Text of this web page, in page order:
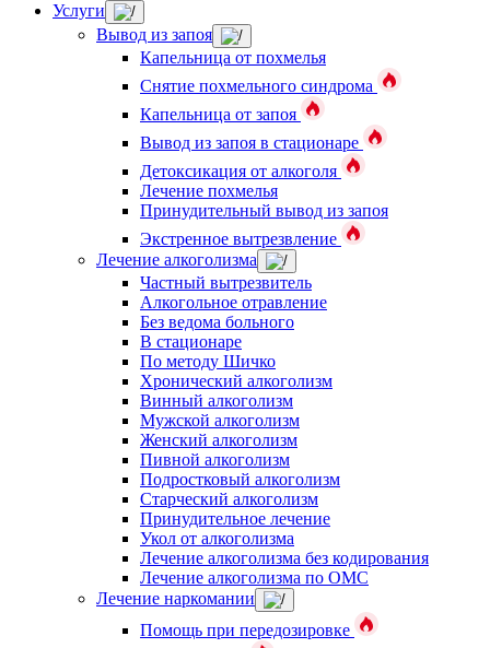
Услуги
Вывод из запоя
Капельница от похмелья
Снятие похмельного синдрома
Капельница от запоя
Вывод из запоя в стационаре
Детоксикация от алкоголя
Лечение похмелья
Принудительный вывод из запоя
Экстренное вытрезвление
Лечение алкоголизма
Частный вытрезвитель
Алкогольное отравление
Без ведома больного
В стационаре
По методу Шичко
Хронический алкоголизм
Винный алкоголизм
Мужской алкоголизм
Женский алкоголизм
Пивной алкоголизм
Подростковый алкоголизм
Старческий алкоголизм
Принудительное лечение
Укол от алкоголизма
Лечение алкоголизма без кодирования
Лечение алкоголизма по ОМС
Лечение наркомании
Помощь при передозировке